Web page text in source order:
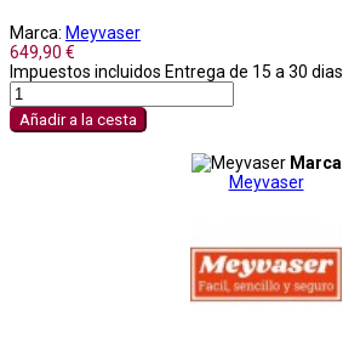
Marca: Meyvaser
649,90 €
Impuestos incluidos Entrega de 15 a 30 dias
Añadir a la cesta
Marca
Meyvaser